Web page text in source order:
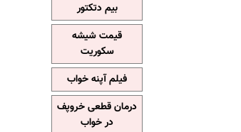
بیم دتکتور
قیمت شیشه
سکوریت
فیلم آپنه خواب
درمان قطعی خروپف
در خواب